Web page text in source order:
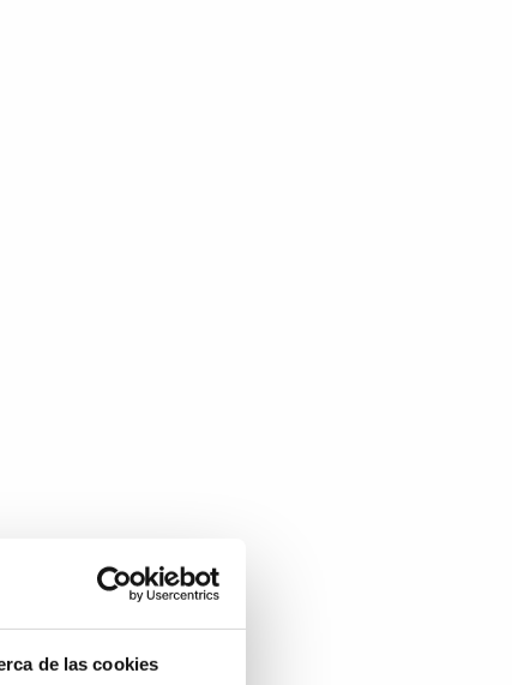
de las cookies